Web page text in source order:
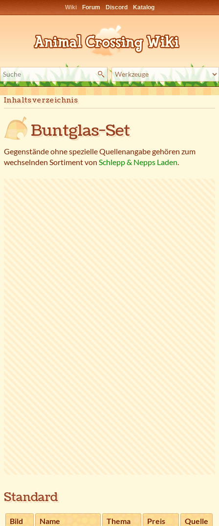
Wiki Forum Discord Katalog
Inhaltsverzeichnis
Buntglas-Set
Gegenstände ohne spezielle Quellenangabe gehören zum
wechselnden Sortiment von Schlepp & Nepps Laden.
Standard
Bild Name Thema Preis
Quelle